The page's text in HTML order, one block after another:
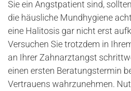
Sie ein Angstpatient sind,
die häusliche Mundhygiene
eine Halitosis gar nicht erst
Versuchen Sie trotzdem in
an Ihrer Zahnarztangst
einen ersten Beratungstermin
Vertrauens wahrzunehmen.